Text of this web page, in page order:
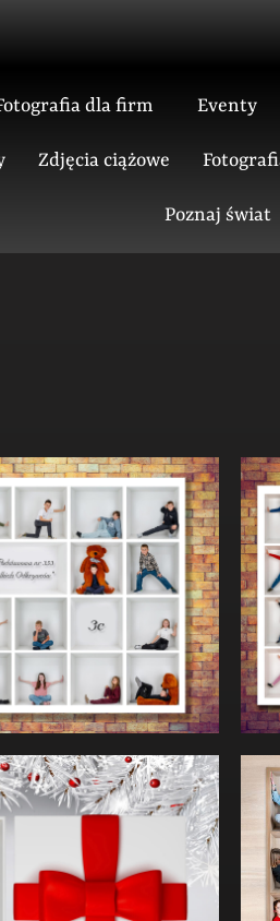
dla firm Eventy
Zdjęcia ciążowe
Poznaj świat